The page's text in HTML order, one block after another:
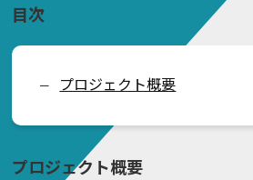
目次
ー プロジェクト概要
プロジェクト概要